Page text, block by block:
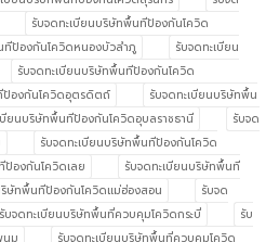
รับจดทะเบียนบริษัทพื้นทีป้องกันโควิด
ทีป้องกันโควิดหนองบัวลำภู
รับจดทะเบียน
รับจดทะเบียนบริษัทพื้นทีป้องกันโควิด
ป้องกันโควิดอุตรดิตถ์
รับจดทะเบียนบริษัทพื้น
บียนบริษัทพื้นทีป้องกันโควิดอุบลราชธานี
รับจด
รับจดทะเบียนบริษัทพื้นทีป้องกันโควิด
ป้องกันโควิดเลย
รับจดทะเบียนบริษัทพื้นที
ริษัทพื้นทีป้องกันโควิดแม่ฮ่องสอน
รับจด
รับจดทะเบียนบริษัทพื้นที่ควบคุมโควิดกระบี่
รับ
นม
รับจดทะเบียนบริษัทพื้นที่ควบคุมโควิด